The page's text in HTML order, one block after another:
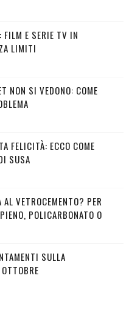
FILM E SERIE TV IN
LIMITI
NON SI VEDONO: COME
FELICITÀ: ECCO COME
SUSA
AL VETROCEMENTO? PER
POLICARBONATO O
SULLA